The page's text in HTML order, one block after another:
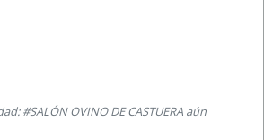
#SALÓN OVINO DE CASTUERA aún